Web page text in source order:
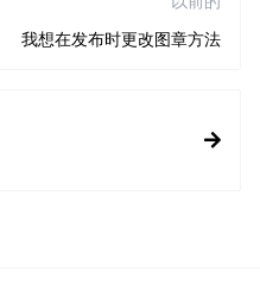
我想在发布时更改图章方法